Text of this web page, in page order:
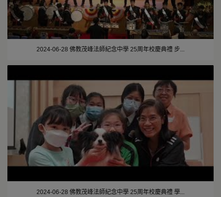
2024-06-28 佛教茂峰法師紀念中學 25周年校慶典禮 步...
2024-06-28 佛教茂峰法師紀念中學 25周年校慶典禮 學...